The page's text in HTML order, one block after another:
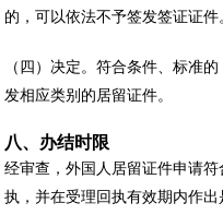
的，可以依法不予签发签证证件
（四）决定。符合条件、标准
发相应类别的居留证件。
八、办结时限
经审查，外国人居留证件申请
执，并在受理回执有效期内作